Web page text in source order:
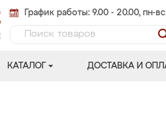
График работы: 9.00 - 20.00, пн-вс
КАТАЛОГ ДОСТАВКА И